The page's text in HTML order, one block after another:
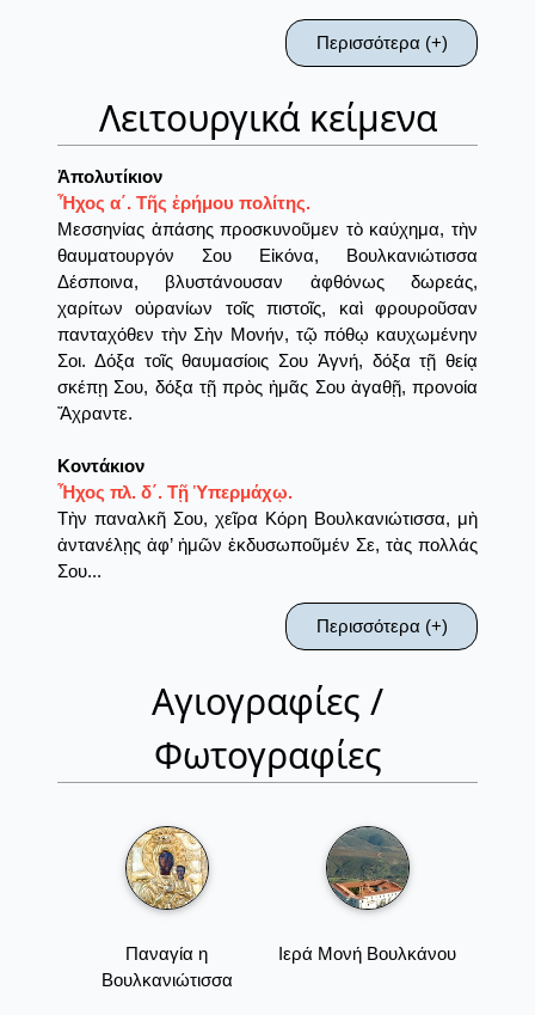
Περισσότερα (+)
Λειτουργικά κείμενα
Ἀπολυτίκιον
Ἦχος α΄. Τῆς ἐρήμου πολίτης.
Μεσσηνίας ἁπάσης προσκυνοῦμεν τὸ καύχημα, τὴν
θαυματουργόν Σου Εἰκόνα, Βουλκανιώτισσα
Δέσποινα, βλυστάνουσαν ἀφθόνως δωρεάς,
χαρίτων οὐρανίων τοῖς πιστοῖς, καὶ φρουροῦσαν
πανταχόθεν τὴν Σὴν Μονήν, τῷ πόθῳ καυχωμένην
Σοι. Δόξα τοῖς θαυμασίοις Σου Ἁγνή, δόξα τῇ θείᾳ
σκέπῃ Σου, δόξα τῇ πρὸς ἡμᾶς Σου ἀγαθῇ, προνοία
Ἄχραντε.
Κοντάκιον
Ἦχος πλ. δ΄. Τῇ Ὑπερμάχῳ.
Τὴν παναλκῆ Σου, χεῖρα Κόρη Βουλκανιώτισσα, μὴ
ἀντανέλῃς ἀφ’ ἡμῶν ἐκδυσωποῦμέν Σε, τὰς πολλάς
Σου...
Περισσότερα (+)
Αγιογραφίες /
Φωτογραφίες
Παναγία η
Βουλκανιώτισσα
Ιερά Μονή Βουλκάνου